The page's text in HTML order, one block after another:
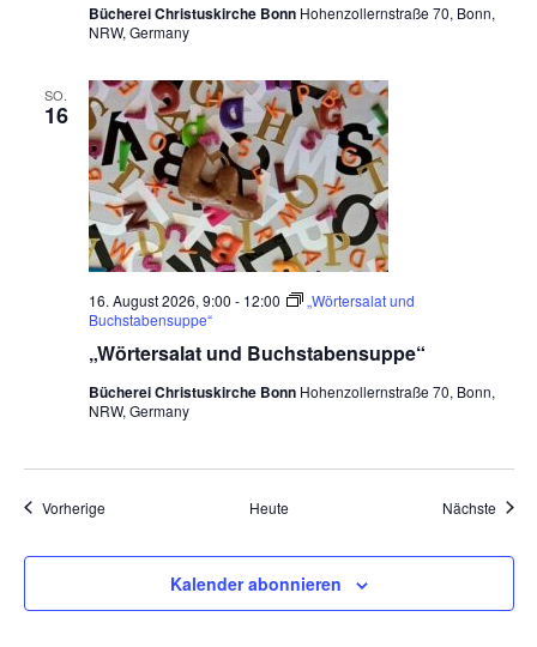
Bücherei Christuskirche Bonn Hohenzollernstraße 70, Bonn,
NRW, Germany
SO.
16
„Wörtersalat und Buchstabensuppe“
16. August 2026, 9:00 - 12:00
„Wörtersalat und
Buchstabensuppe“
Bücherei Christuskirche Bonn Hohenzollernstraße 70, Bonn,
NRW, Germany
VorherigeVeranstaltungen Heute Nächste
Kalender abonnieren